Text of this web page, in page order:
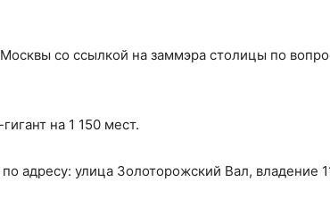
со ссылкой на заммэра столицы по
на 1 150 мест.
адресу: улица Золоторожский Вал, владение